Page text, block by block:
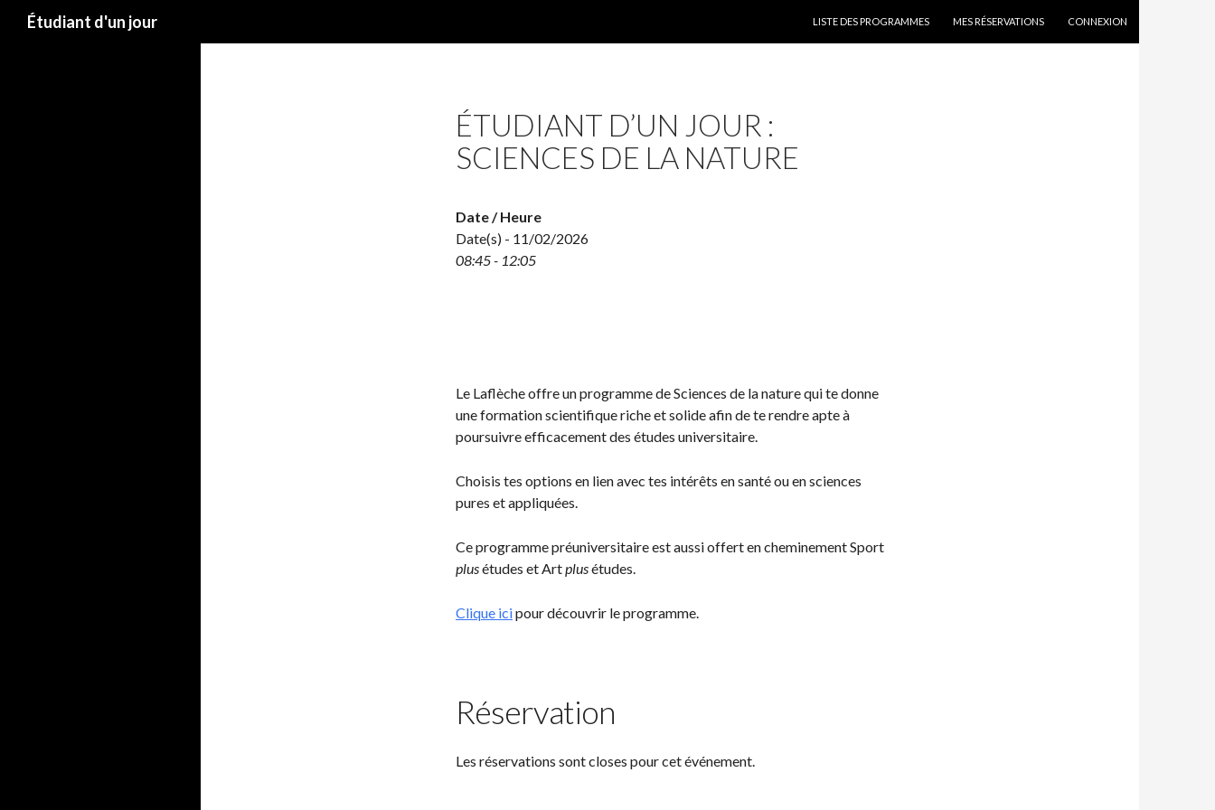
Étudiant d'un jour
LISTE DES PROGRAMMES
MES RÉSERVATIONS CONNEXION
ÉTUDIANT D’UN JOUR :
SCIENCES DE LA NATURE
Date / Heure
Date(s) - 11/02/2026
08:45 - 12:05
Le Laflèche offre un programme de Sciences de la nature qui te donne
une formation scientifique riche et solide afin de te rendre apte à
poursuivre efficacement des études universitaire.
Choisis tes options en lien avec tes intérêts en santé ou en sciences
pures et appliquées.
Ce programme préuniversitaire est aussi offert en cheminement Sport
plusétudes et Artplusétudes.
Clique icipour découvrir le programme.
Réservation
Les réservations sont closes pour cet événement.